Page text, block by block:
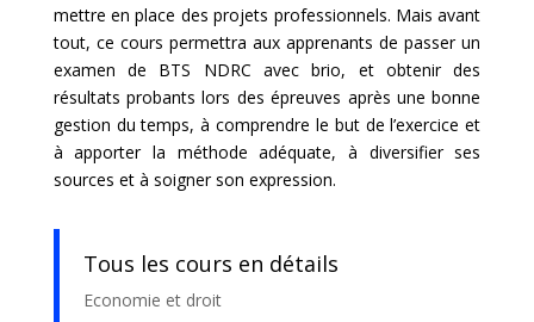
mettre en place des projets professionnels. Mais avant
tout, ce cours permettra aux apprenants de passer un
examen de BTS NDRC avec brio, et obtenir des
résultats probants lors des épreuves après une bonne
gestion du temps, à comprendre le but de l’exercice et
à apporter la méthode adéquate, à diversifier ses
sources et à soigner son expression.
Tous les cours en détails
Economie et droit